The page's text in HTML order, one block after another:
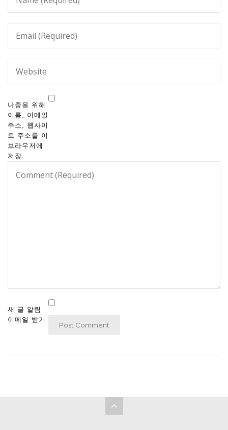
나중을 위해
이름, 이메일
주소, 웹사이
트 주소를 이
브라우저에
저장.
새 글 알림
이메일 받기